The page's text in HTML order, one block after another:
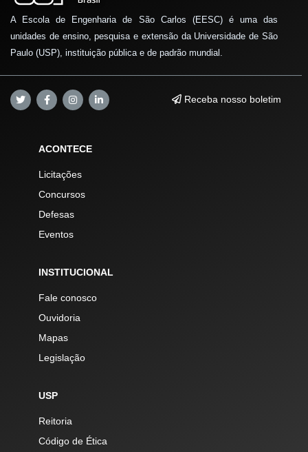
A Escola de Engenharia de São Carlos (EESC) é uma das
unidades de ensino, pesquisa e extensão da Universidade de São
Paulo (USP), instituição pública e de padrão mundial.
Receba nosso boletim
ACONTECE
Licitações
Concursos
Defesas
Eventos
INSTITUCIONAL
Fale conosco
Ouvidoria
Mapas
Legislação
USP
Reitoria
Código de Ética